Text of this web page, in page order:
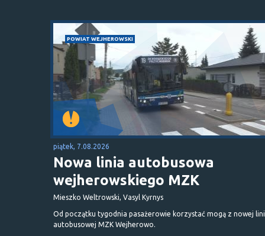
POWIAT WEJHEROWSKI
piątek, 7.08.2026
Nowa linia autobusowa
wejherowskiego MZK
Mieszko Weltrowski, Vasyl Kyrnys
Od początku tygodnia pasażerowie korzystać mogą z nowej
autobusowej MZK Wejherowo.